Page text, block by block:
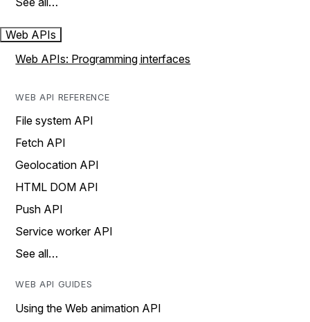
Web APIs
Web APIs: Programming interfaces
WEB API REFERENCE
File system API
Fetch API
Geolocation API
HTML DOM API
Push API
Service worker API
See all…
WEB API GUIDES
Using the Web animation API